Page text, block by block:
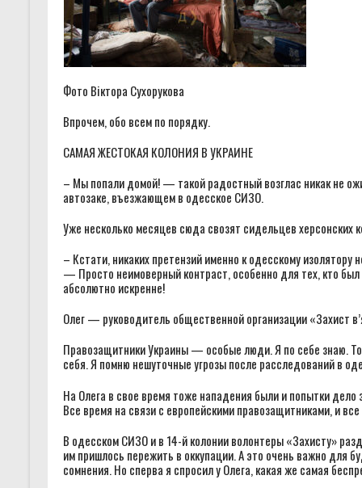
Фото Віктора Сухорукова
Впрочем, обо всем по порядку.
САМАЯ ЖЕСТОКАЯ КОЛОНИЯ В УКРАИНЕ
– Мы попали домой! — такой радостный возглас никак не
автозаке, въезжающем в одесское СИЗО.
Уже несколько месяцев сюда свозят сидельцев херсонских
– Кстати, никаких претензий именно к одесскому
— Просто неимоверный контраст, особенно для тех, кто
абсолютно искренне!
Олег — руководитель общественной организации «Захист
Правозащитники Украины — особые люди. Я по себе знаю.
себя. Я помню нешуточные угрозы после расследований в
На Олега в свое время тоже нападения были и попытки
Все время на связи с европейскими правозащитниками, и
В одесском СИЗО и в 14-й колонии волонтеры «Захисту»
им пришлось пережить в оккупации. А это очень важно для
сомнения. Но сперва я спросил у Олега, какая же самая